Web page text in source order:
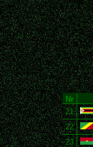
Nr
21
22
23